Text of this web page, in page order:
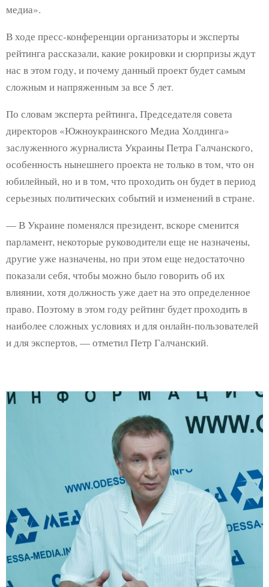
медиа».
В ходе пресс-конференции организаторы и эксперты
рейтинга рассказали, какие рокировки и сюрпризы ждут
нас в этом году, и почему данный проект будет самым
сложным и напряженным за все 5 лет.
По словам эксперта рейтинга, Председателя совета
директоров «Южноукраинского Медиа Холдинга»
заслуженного журналиста Украины Петра Галчанского,
особенность нынешнего проекта не только в том, что он
юбилейный, но и в том, что проходить он будет в период
серьезных политических событий и изменений в стране.
— В Украине поменялся президент, вскоре сменится
парламент, некоторые руководители еще не назначены,
другие уже назначены, но при этом еще недостаточно
показали себя, чтобы можно было говорить об их
влиянии, хотя должность уже дает на это определенное
право. Поэтому в этом году рейтинг будет проходить в
наиболее сложных условиях и для онлайн-пользователей
и для экспертов, — отметил Петр Галчанский.